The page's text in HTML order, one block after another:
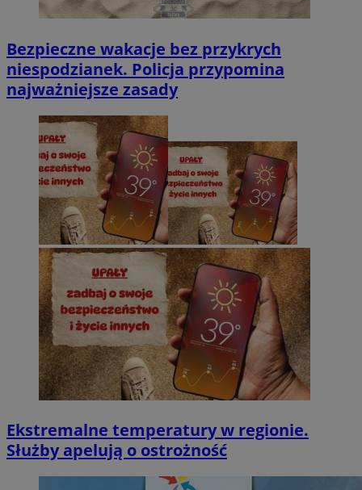
Bezpieczne wakacje bez przykrych
niespodzianek. Policja przypomina
najważniejsze zasady
Ekstremalne temperatury w regionie.
Służby apelują o ostrożność